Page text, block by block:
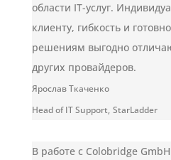
области IT-услуг.
клиенту, гибкость и
решениям выгодно
других провайдеров.
Ярослав Ткаченко
Head of IT Support, StarLadder
В работе с Colobridge